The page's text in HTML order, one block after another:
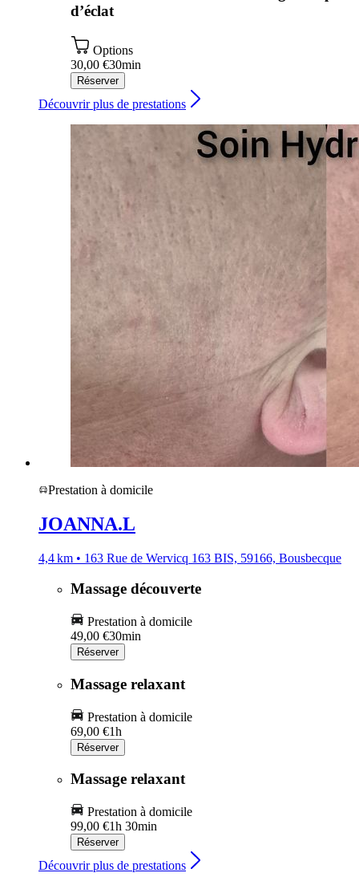
d’éclat
Options
30,00 €30min
Réserver
Découvrir plus de prestations
Prestation à domicile
JOANNA.L
4,4 km • 163 Rue de Wervicq 163 BIS, 59166, Bousbecque
Massage découverte
Prestation à domicile
49,00 €30min
Réserver
Massage relaxant
Prestation à domicile
69,00 €1h
Réserver
Massage relaxant
Prestation à domicile
99,00 €1h 30min
Réserver
Découvrir plus de prestations